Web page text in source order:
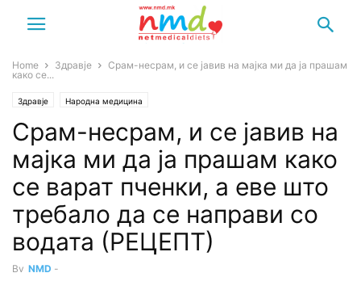
Home Здравје
Срам-несрам, и се јавив на мајка ми да ја прашам
како се...
Здравје Народна медицина
Срам-несрам, и се јавив на
мајка ми да ја прашам како
се варат пченки, а еве што
требало да се направи со
водата (РЕЦЕПТ)
By NMD -